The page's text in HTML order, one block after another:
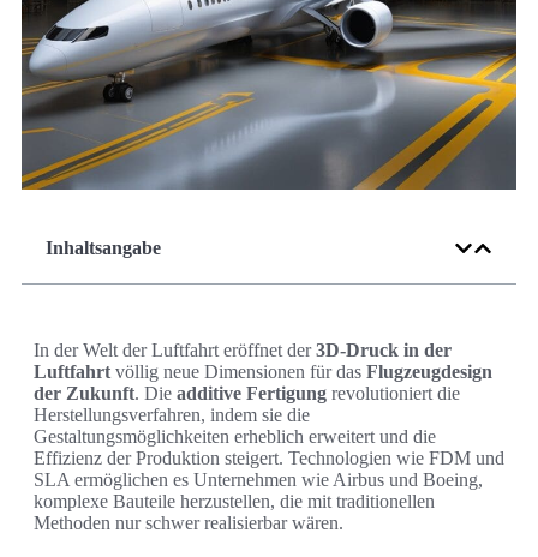
Inhaltsangabe
In der Welt der Luftfahrt eröffnet der3D-Druck in der
Luftfahrt völlig neue Dimensionen für das Flugzeugdesign
der Zukunft. Die additive Fertigung revolutioniert die
Herstellungsverfahren, indem sie die
Gestaltungsmöglichkeiten erheblich erweitert und die
Effizienz der Produktion steigert. Technologien wie FDM und
SLA ermöglichen es Unternehmen wie Airbus und Boeing,
komplexe Bauteile herzustellen, die mit traditionellen
Methoden nur schwer realisierbar wären.